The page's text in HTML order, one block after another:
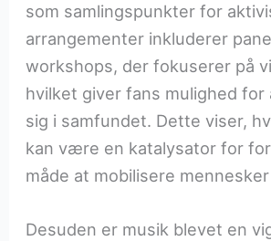
som samlingspunkter for
arrangementer inkluderer
workshops, der fokuserer på
hvilket giver fans mulighed for
sig i samfundet. Dette viser,
kan være en katalysator for
måde at mobilisere
Desuden er musik blevet en